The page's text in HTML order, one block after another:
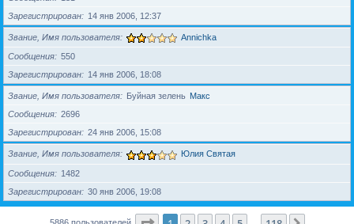
Зарегистрирован
14 янв 2006, 12:37
Звание, Имя пользователя Annichka
Сообщения
550
Зарегистрирован
14 янв 2006, 18:08
Звание, Имя пользователя Буйная зелень Макс
Сообщения
2696
Зарегистрирован
24 янв 2006, 15:08
Звание, Имя пользователя Юлия Святая
Сообщения
1482
Зарегистрирован
30 янв 2006, 19:08
5886 пользователей